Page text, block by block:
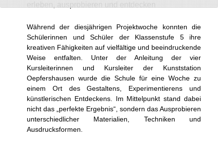
erleben, ausprobieren und entdecken
Während der diesjährigen Projektwoche konnten die
Schülerinnen und Schüler der Klassenstufe 5 ihre
kreativen Fähigkeiten auf vielfältige und beeindruckende
Weise entfalten. Unter der Anleitung der vier
Kursleiterinnen und Kursleiter der Kunststation
Oepfershausen wurde die Schule für eine Woche zu
einem Ort des Gestaltens, Experimentierens und
künstlerischen Entdeckens. Im Mittelpunkt stand dabei
nicht das „perfekte Ergebnis“, sondern das Ausprobieren
unterschiedlicher Materialien, Techniken und
Ausdrucksformen.